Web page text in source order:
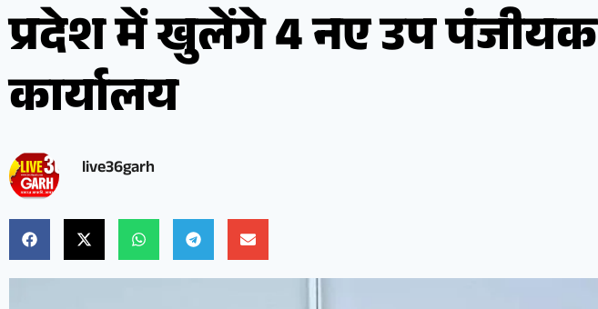
प्रदेश में खुलेंगे 4 नए उप पंजीयक
कार्यालय
live36garh